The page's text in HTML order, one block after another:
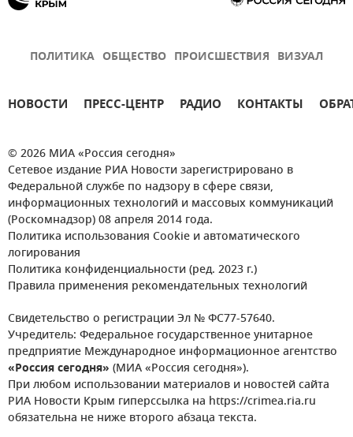
ПОЛИТИКА ОБЩЕСТВО ПРОИСШЕСТВИЯ ВИЗУАЛ
НОВОСТИ ПРЕСС-ЦЕНТР РАДИО КОНТАКТЫ
© 2026 МИА «Россия сегодня»
Сетевое издание РИА Новости зарегистрировано в
Федеральной службе по надзору в сфере связи,
информационных технологий и массовых коммуникаций
(Роскомнадзор) 08 апреля 2014 года.
Политика использования Cookie и автоматического
логирования
Политика конфиденциальности (ред. 2023 г.)
Правила применения рекомендательных технологий
Свидетельство о регистрации Эл № ФС77-57640.
Учредитель: Федеральное государственное унитарное
предприятие Международное информационное агентство
«Россия сегодня» (МИА «Россия сегодня»).
При любом использовании материалов и новостей сайта
РИА Новости Крым гиперссылка на https://crimea.ria.ru
обязательна не ниже второго абзаца текста.